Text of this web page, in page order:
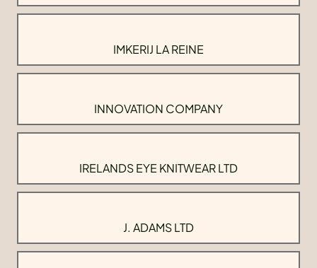
IMKERIJ LA REINE
INNOVATION COMPANY
IRELANDS EYE KNITWEAR LTD
J. ADAMS LTD